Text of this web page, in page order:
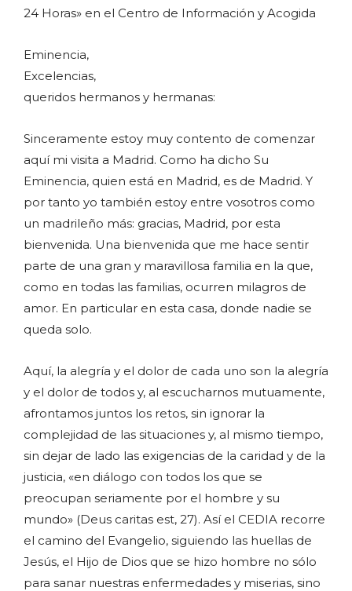
24 Horas» en el Centro de Información y Acogida
Eminencia,
Excelencias,
queridos hermanos y hermanas:
Sinceramente estoy muy contento de comenzar
aquí mi visita a Madrid. Como ha dicho Su
Eminencia, quien está en Madrid, es de Madrid. Y
por tanto yo también estoy entre vosotros como
un madrileño más: gracias, Madrid, por esta
bienvenida. Una bienvenida que me hace sentir
parte de una gran y maravillosa familia en la que,
como en todas las familias, ocurren milagros de
amor. En particular en esta casa, donde nadie se
queda solo.
Aquí, la alegría y el dolor de cada uno son la alegría
y el dolor de todos y, al escucharnos mutuamente,
afrontamos juntos los retos, sin ignorar la
complejidad de las situaciones y, al mismo tiempo,
sin dejar de lado las exigencias de la caridad y de la
justicia, «en diálogo con todos los que se
preocupan seriamente por el hombre y su
mundo» (Deus caritas est, 27). Así el CEDIA recorre
el camino del Evangelio, siguiendo las huellas de
Jesús, el Hijo de Dios que se hizo hombre no sólo
para sanar nuestras enfermedades y miserias, sino